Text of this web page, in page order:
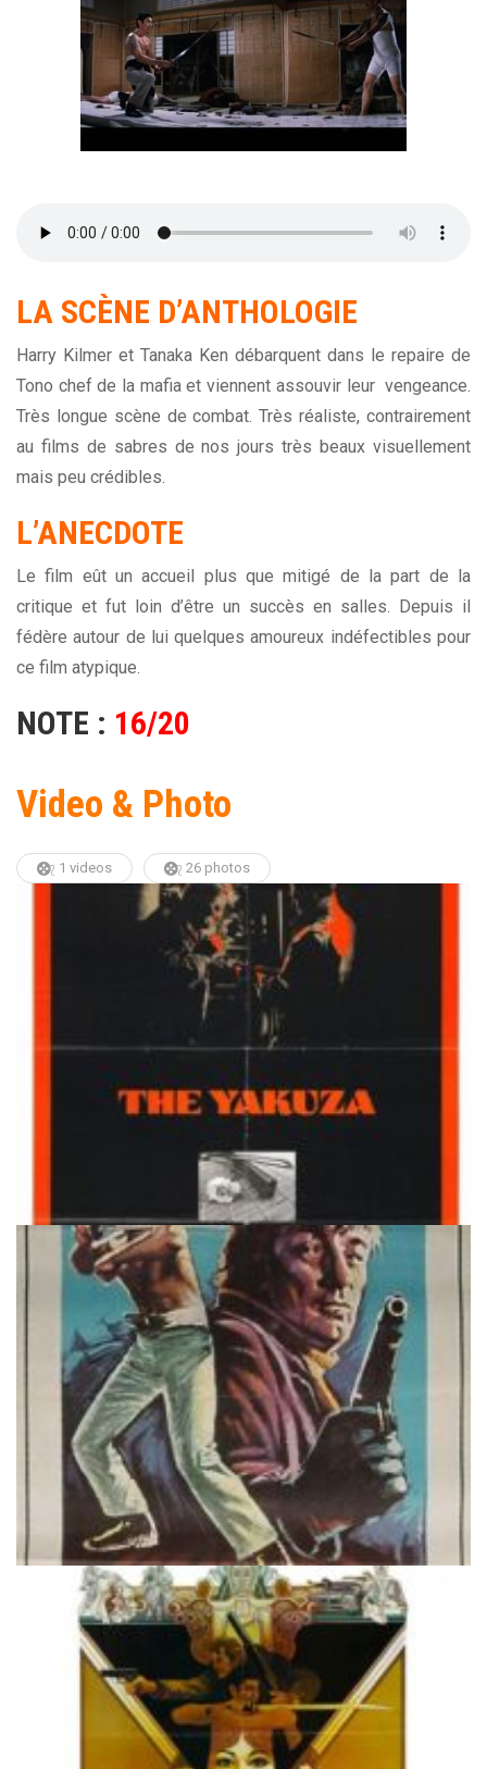
LA SCÈNE D’ANTHOLOGIE
Harry Kilmer et Tanaka Ken débarquent dans le repaire de
Tono chef de la mafia et viennent assouvir leur vengeance.
Très longue scène de combat. Très réaliste, contrairement
au films de sabres de nos jours très beaux visuellement
mais peu crédibles.
L’ANECDOTE
Le film eût un accueil plus que mitigé de la part de la
critique et fut loin d’être un succès en salles. Depuis il
fédère autour de lui quelques amoureux indéfectibles pour
ce film atypique.
NOTE : 16/20
Video & Photo
1 videos 26 photos